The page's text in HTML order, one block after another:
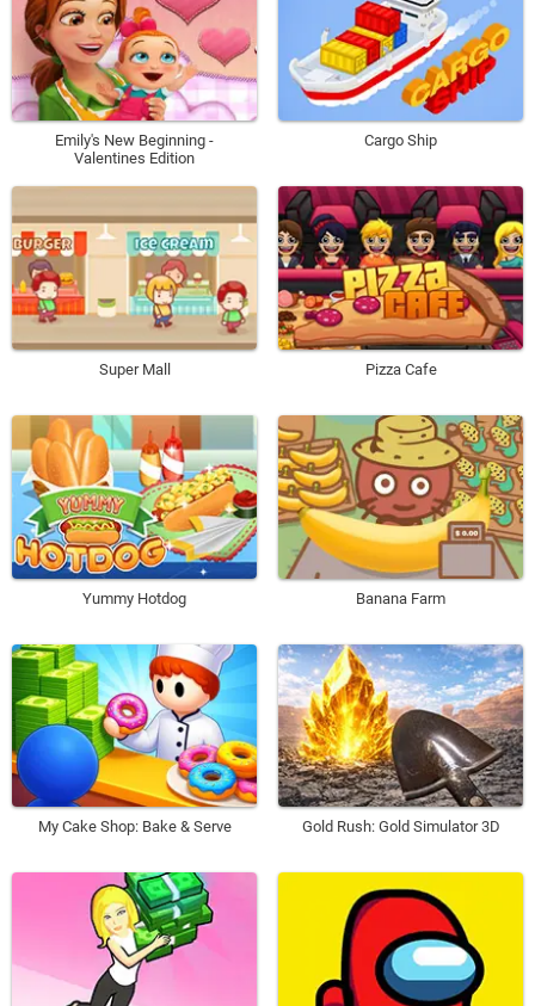
Emily's New Beginning -
Valentines Edition
Cargo Ship
Super Mall Pizza Cafe
Yummy Hotdog Banana Farm
My Cake Shop: Bake & Serve Gold Rush: Gold Simulator 3D